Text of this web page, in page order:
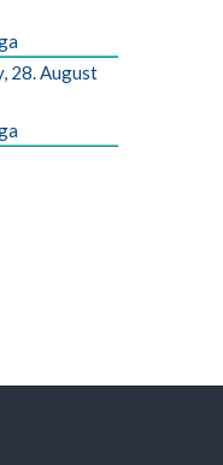
28. August